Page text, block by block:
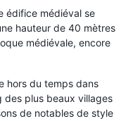
édifice médiéval se
hauteur de 40 mètres
médiévale, encore
hors du temps dans
des plus beaux villages
de notables de style